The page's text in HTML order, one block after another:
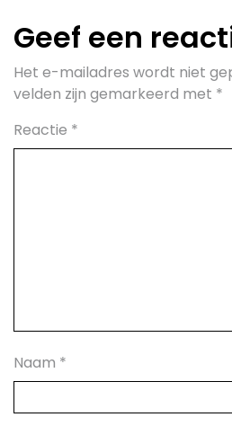
Geef een
Het e-mailadres wordt niet
velden zijn gemarkeerd met *
Reactie *
Naam *